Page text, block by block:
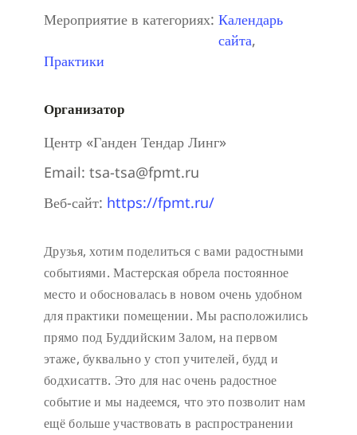
Мероприятие в категориях: Календарь
сайта,
Практики
Организатор
Центр «Ганден Тендар Линг»
Email: tsa-tsa@fpmt.ru
Веб-сайт: https://fpmt.ru/
Друзья, хотим поделиться с вами радостными
событиями. Мастерская обрела постоянное
место и обосновалась в новом очень удобном
для практики помещении. Мы расположились
прямо под Буддийским Залом, на первом
этаже, буквально у стоп учителей, будд и
бодхисаттв. Это для нас очень радостное
событие и мы надеемся, что это позволит нам
ещё больше участвовать в распространении